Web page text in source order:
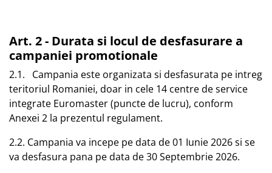
Art. 2 - Durata si locul de desfasurare a
campaniei promotionale
2.1. Campania este organizata si desfasurata pe intreg
teritoriul Romaniei, doar in cele 14 centre de service
integrate Euromaster (puncte de lucru), conform
Anexei 2 la prezentul regulament.
2.2. Campania va incepe pe data de 01 Iunie 2026 si se
va desfasura pana pe data de 30 Septembrie 2026.